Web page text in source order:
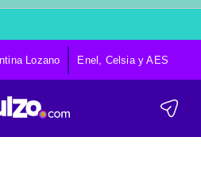
Lozano Enel, Celsia y AES